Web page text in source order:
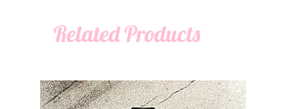
Related Products